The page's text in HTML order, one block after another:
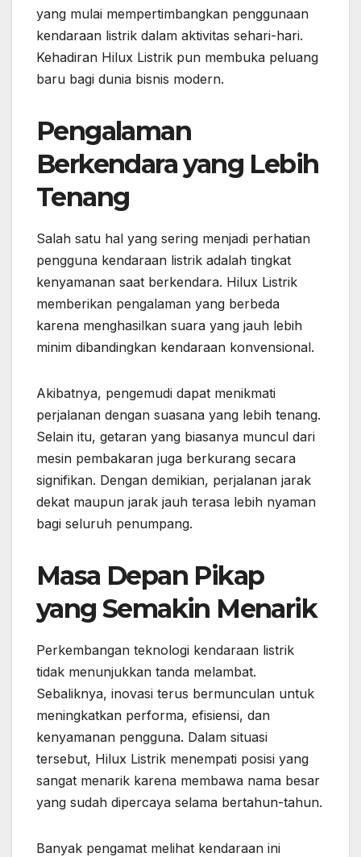
yang mulai mempertimbangkan penggunaan
kendaraan listrik dalam aktivitas sehari-hari.
Kehadiran Hilux Listrik pun membuka peluang
baru bagi dunia bisnis modern.
Pengalaman
Berkendara yang Lebih
Tenang
Salah satu hal yang sering menjadi perhatian
pengguna kendaraan listrik adalah tingkat
kenyamanan saat berkendara. Hilux Listrik
memberikan pengalaman yang berbeda
karena menghasilkan suara yang jauh lebih
minim dibandingkan kendaraan konvensional.
Akibatnya, pengemudi dapat menikmati
perjalanan dengan suasana yang lebih tenang.
Selain itu, getaran yang biasanya muncul dari
mesin pembakaran juga berkurang secara
signifikan. Dengan demikian, perjalanan jarak
dekat maupun jarak jauh terasa lebih nyaman
bagi seluruh penumpang.
Masa Depan Pikap
yang Semakin Menarik
Perkembangan teknologi kendaraan listrik
tidak menunjukkan tanda melambat.
Sebaliknya, inovasi terus bermunculan untuk
meningkatkan performa, efisiensi, dan
kenyamanan pengguna. Dalam situasi
tersebut, Hilux Listrik menempati posisi yang
sangat menarik karena membawa nama besar
yang sudah dipercaya selama bertahun-tahun.
Banyak pengamat melihat kendaraan ini